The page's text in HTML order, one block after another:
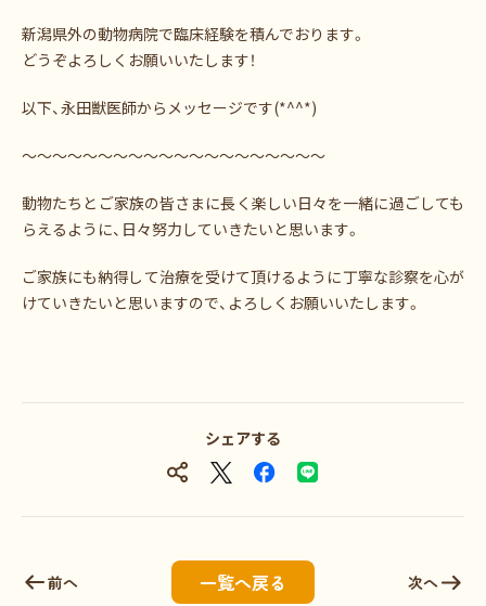
新潟県外の動物病院で臨床経験を積んでおります。
どうぞよろしくお願いいたします！
以下、永田獣医師からメッセージです(*^^*)
〜〜〜〜〜〜〜〜〜〜〜〜〜〜〜〜〜〜〜〜
動物たちとご家族の皆さまに長く楽しい日々を一緒に過ごしても
らえるように、日々努力していきたいと思います。
ご家族にも納得して治療を受けて頂けるように丁寧な診察を心が
けていきたいと思いますので、よろしくお願いいたします。
シェアする
前へ 一覧へ戻る 次へ